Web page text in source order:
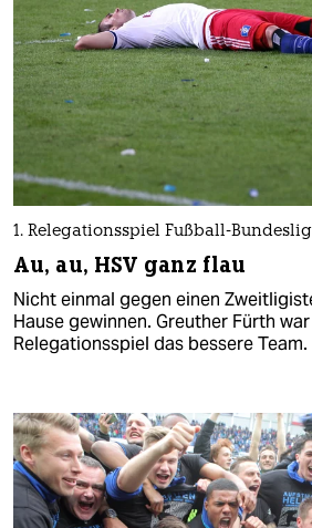
1. Relegationsspiel Fußball-
Au, au, HSV ganz flau
Nicht einmal gegen einen
Hause gewinnen. Greuther Fürth
Relegationsspiel das bessere Team.